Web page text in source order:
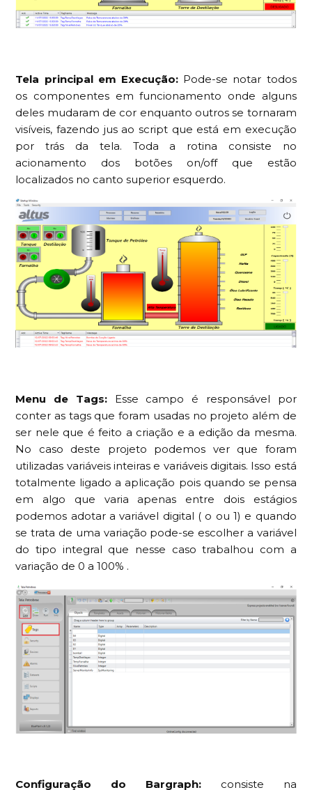
Tela principal em Execução: Pode-se notar todos
os componentes em funcionamento onde alguns
deles mudaram de cor enquanto outros se tornaram
visíveis, fazendo jus ao script que está em execução
por trás da tela. Toda a rotina consiste no
acionamento dos botões on/off que estão
localizados no canto superior esquerdo.
Menu de Tags:Esse campo é responsável por
conter as tags que foram usadas no projeto além de
ser nele que é feito a criação e a edição da mesma.
No caso deste projeto podemos ver que foram
utilizadas variáveis inteiras e variáveis digitais. Isso está
totalmente ligado a aplicação pois quando se pensa
em algo que varia apenas entre dois estágios
podemos adotar a variável digital ( o ou 1) e quando
se trata de uma variação pode-se escolher a variável
do tipo integral que nesse caso trabalhou com a
variação de 0 a 100% .
Configuração do Bargraph: consiste na